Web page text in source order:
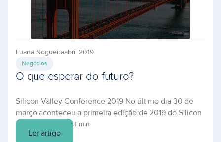
Luana Nogueiraabril 2019
Negócios
O que esperar do futuro?
Silicon Valley Conference 2019 No último dia 30 de
março aconteceu a primeira edição de 2019 do Silicon
Valley Conference, realizado pela Startse, e a Binario
Cloud marcou presença nesse evento para conferir
Ler artigo
3 min